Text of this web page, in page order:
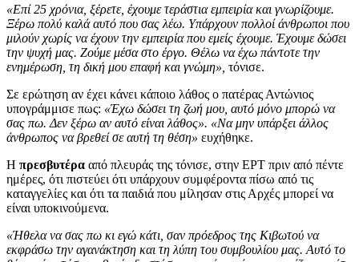
«Επί 25 χρόνια, ξέρετε, έχουμε τεράστια εμπειρία και γνωρίζουμε.
Ξέρω πολύ καλά αυτό που σας λέω. Υπάρχουν πολλοί άνθρωποι που
μιλούν χωρίς να έχουν την εμπειρία που εμείς έχουμε. Έχουμε δώσει
την ψυχή μας. Ζούμε μέσα στο έργο. Θέλω να έχω πάντοτε την
ενημέρωση, τη δική μου επαφή και γνώμη», τόνισε.
Σε ερώτηση αν έχει κάνει κάποιο λάθος ο πατέρας Αντώνιος
υπογράμμισε πως: «Έχω δώσει τη ζωή μου, αυτό μόνο μπορώ να
σας πω. Δεν ξέρω αν αυτό είναι λάθος». «Να μην υπάρξει άλλος
άνθρωπος να βρεθεί σε αυτή τη θέση» ευχήθηκε.
Η πρεσβυτέρα από πλευράς της τόνισε, στην ΕΡΤ πριν από πέντε
ημέρες, ότι πιστεύει ότι υπάρχουν συμφέροντα πίσω από τις
καταγγελίες και ότι τα παιδιά που μίλησαν στις Αρχές μπορεί να
είναι υποκινούμενα.
«Ήθελα να σας πω κι εγώ κάτι, σαν πρόεδρος της Κιβωτού να
εκφράσω την αγανάκτηση και τη λύπη του συμβουλίου μας. Αυτό το